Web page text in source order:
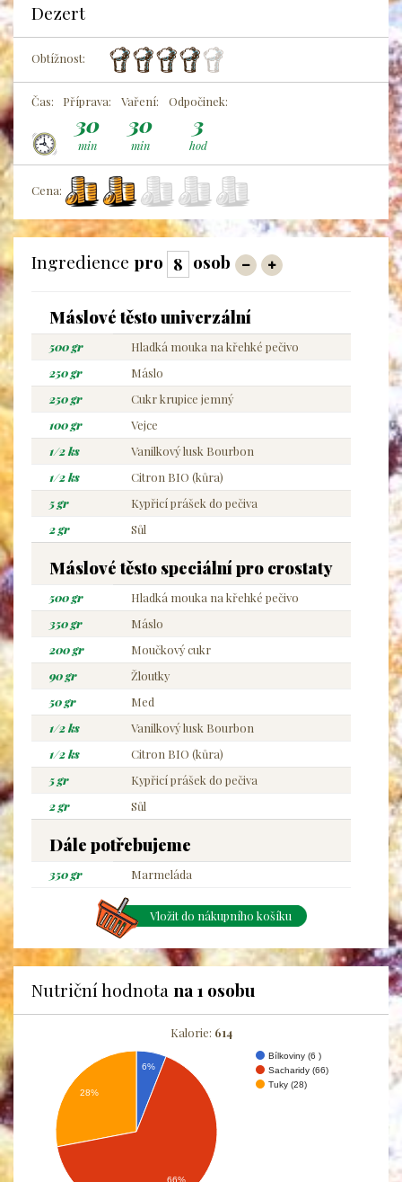
Dezert
Obtížnost:
Čas: Příprava: Vaření: Odpočinek:
30
min
30
min
3
hod
Cena:
Ingredience pro osob
Máslové těsto univerzální
500 gr
Hladká mouka na křehké pečivo
250 gr
Máslo
250 gr
Cukr krupice jemný
100 gr
Vejce
1/2 ks
Vanilkový lusk Bourbon
1/2 ks
Citron BIO (kůra)
5 gr
Kypřicí prášek do pečiva
2 gr
Sůl
Máslové těsto speciální pro crostaty
500 gr
Hladká mouka na křehké pečivo
350 gr
Máslo
200 gr
Moučkový cukr
90 gr
Žloutky
50 gr
Med
1/2 ks
Vanilkový lusk Bourbon
1/2 ks
Citron BIO (kůra)
5 gr
Kypřicí prášek do pečiva
2 gr
Sůl
Dále potřebujeme
350 gr Marmeláda
Vložit do nákupního košíku
Nutriční hodnota na 1 osobu
Kalorie: 614
Bílkoviny (6 )
Sacharidy (66)
Tuky (28)
6%
28%
66%